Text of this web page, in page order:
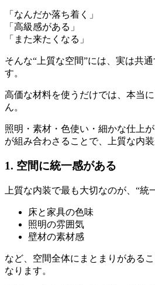
「なんだか落ち着く」
「高級感がある」
「また来たくなる」
そんな“上質な空間”には、実は共
す。
高価な材料を使うだけでは、本当
ん。
照明・素材・色使い・細かな仕上
が組み合わさることで、上質な内装
1. 空間に統一感がある
上質な内装で最も大切なのが、“統
床と家具の色味
照明の雰囲気
壁材の素材感
など、空間全体にまとまりがある
なります。